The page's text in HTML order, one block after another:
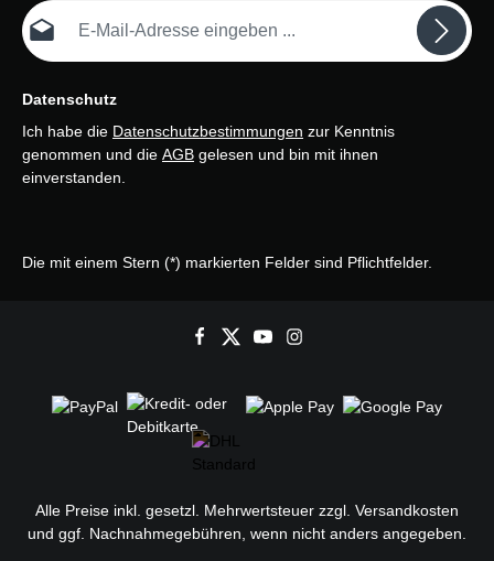
E-Mail-Adresse*
Datenschutz
Ich habe die Datenschutzbestimmungen zur Kenntnis
genommen und die AGB gelesen und bin mit ihnen
einverstanden.
Die mit einem Stern (*) markierten Felder sind Pflichtfelder.
Alle Preise inkl. gesetzl. Mehrwertsteuer zzgl. Versandkosten
und ggf. Nachnahmegebühren, wenn nicht anders angegeben.